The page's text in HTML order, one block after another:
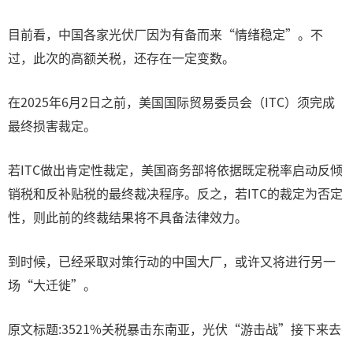
目前看，中国各家光伏厂因为有备而来“情绪稳定”。不
过，此次的高额关税，还存在一定变数。
在2025年6月2日之前，美国国际贸易委员会（ITC）须完成
最终损害裁定。
若ITC做出肯定性裁定，美国商务部将依据既定税率启动反倾
销税和反补贴税的最终裁决程序。反之，若ITC的裁定为否定
性，则此前的终裁结果将不具备法律效力。
到时候，已经采取对策行动的中国大厂，或许又将进行另一
场“大迁徙”。
原文标题:3521%关税暴击东南亚，光伏“游击战”接下来去